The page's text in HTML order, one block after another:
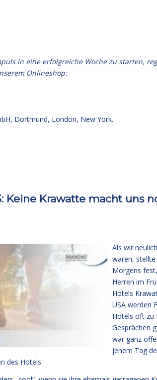
in eine erfolgreiche Woche zu starten,
Onlineshop:
Dortmund, London, New York.
Keine Krawatte macht uns
Als wir
waren, stellte
Morgens
Herren im
Hotels
USA werden
Hotels oft zu
Gesprächen
war ganz
jenem Tag
des Hotels.